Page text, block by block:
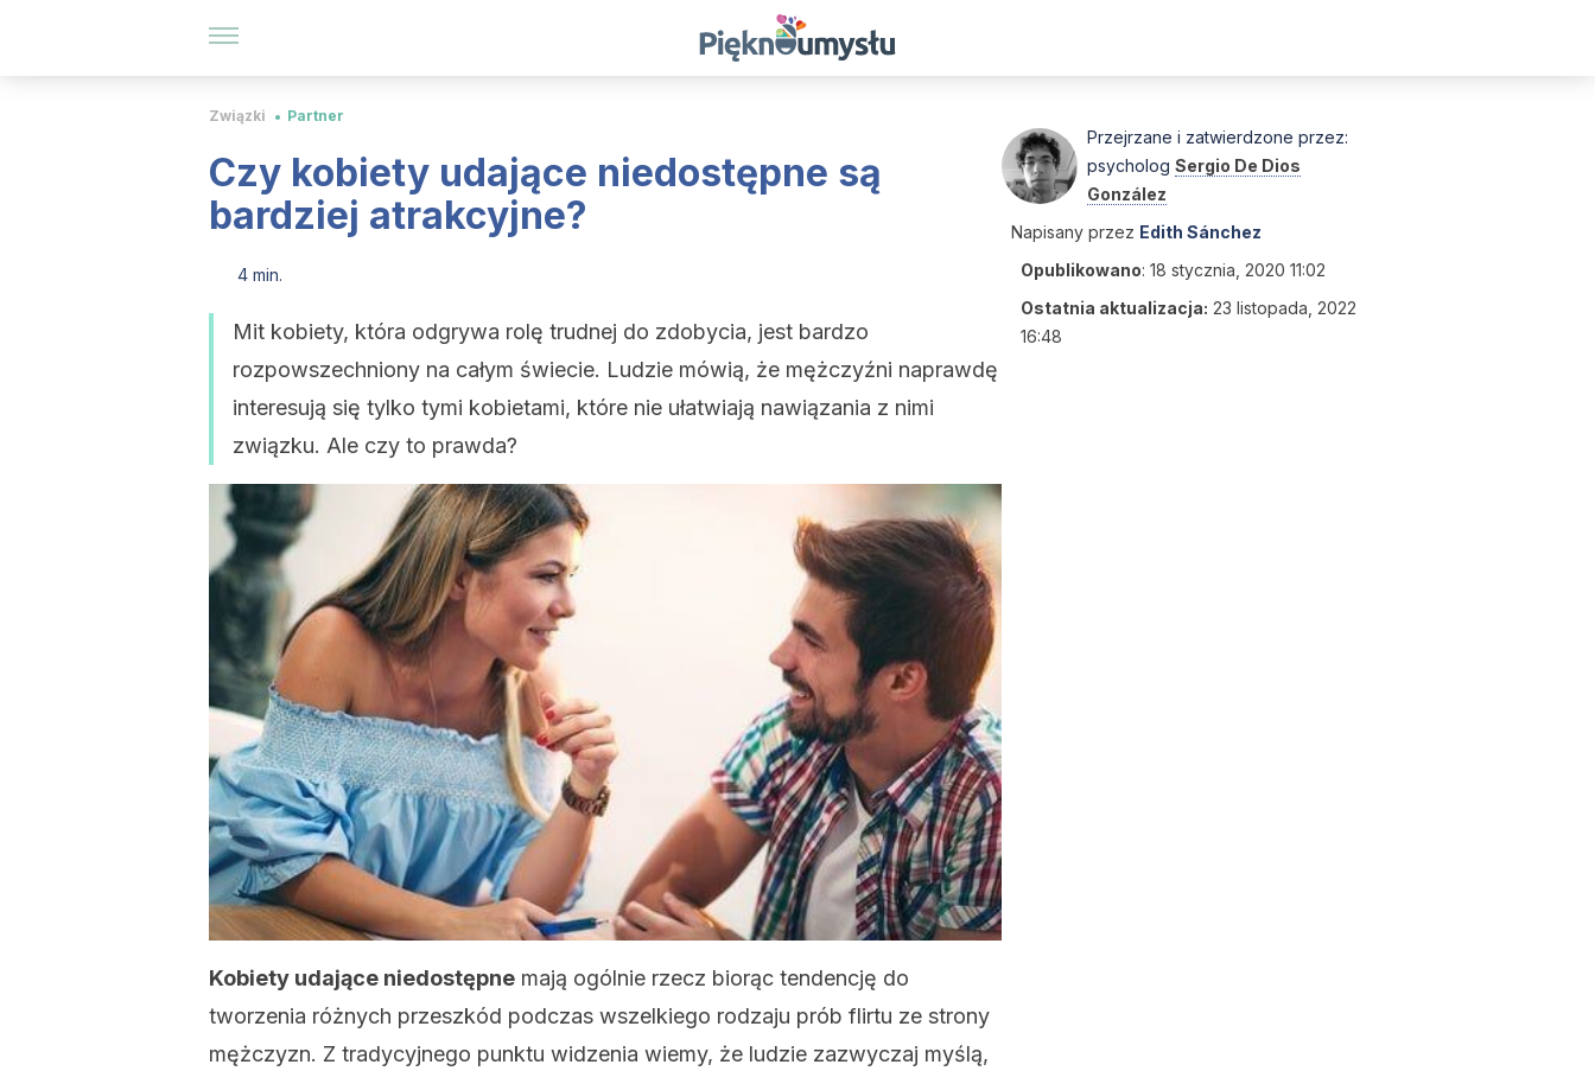
Związki Partner
Czy kobiety udające niedostępne są
bardziej atrakcyjne?
4 min.
Mit kobiety, która odgrywa rolę trudnej do zdobycia, jest bardzo
rozpowszechniony na całym świecie. Ludzie mówią, że mężczyźni naprawdę
interesują się tylko tymi kobietami, które nie ułatwiają nawiązania z nimi
związku. Ale czy to prawda?
Kobiety udające niedostępne mają ogólnie rzecz biorąc tendencję do
tworzenia różnych przeszkód podczas wszelkiego rodzaju prób flirtu ze strony
mężczyzn. Z tradycyjnego punktu widzenia wiemy, że ludzie zazwyczaj myślą,
Przejrzane i zatwierdzone przez:
psycholog Sergio De Dios
González
Napisany przez Edith Sánchez
Opublikowano: 18 stycznia, 2020 11:02
Ostatnia aktualizacja: 23 listopada, 2022
16:48